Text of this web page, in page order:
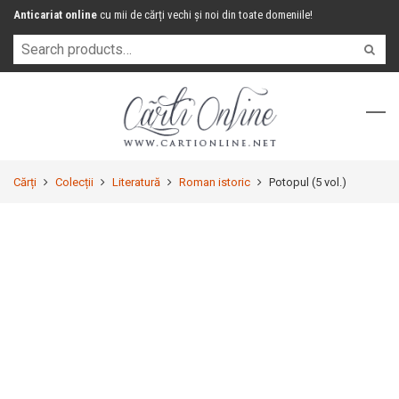
Anticariat online cu mii de cărți vechi și noi din toate domeniile!
Cărți Colecții Literatură Roman istoric Potopul (5 vol.)